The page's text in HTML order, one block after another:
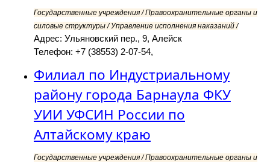
Государственные учреждения / Правоохранительные органы и
силовые структуры / Управление исполнения наказаний /
Адрес: Ульяновский пер., 9, Алейск
Телефон: +7 (38553) 2-07-54,
Филиал по Индустриальному
району города Барнаула ФКУ
УИИ УФСИН России по
Алтайскому краю
Государственные учреждения / Правоохранительные органы и